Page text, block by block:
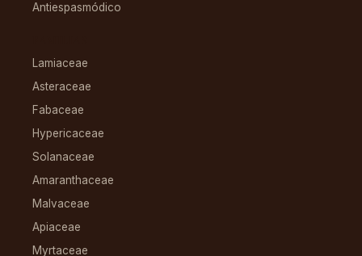
Antiespasmódico
Lamiaceae
Asteraceae
Fabaceae
Hypericaceae
Solanaceae
Amaranthaceae
Malvaceae
Apiaceae
Myrtaceae